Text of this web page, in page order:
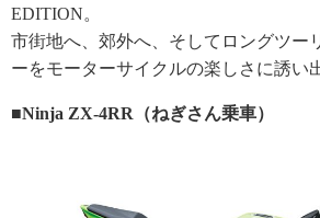
EDITION。
市街地へ、郊外へ、そしてロングツー
ーをモーターサイクルの楽しさに誘い
■Ninja ZX-4RR（ねぎさん乗車）